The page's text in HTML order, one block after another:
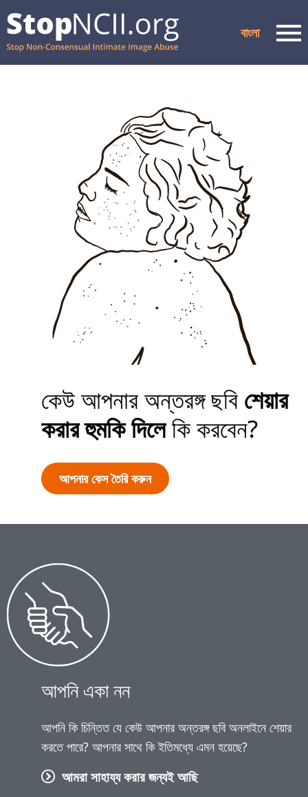
বাংলা
প্রায়শই জিজ্ঞাসিত প্রশ্নাবলী
গোপনীয়তা নীতি
আপনার কেস তৈরি করুন
কেউ আপনার অন্তরঙ্গ ছবি শেয়ার
করার হুমকি দিলেকি করবেন?
আপনার কেস তৈরি করুন
আপনি একা নন
আপনি কি চিন্তিত যে কেউ আপনার অন্তরঙ্গ ছবি অনলাইনে শেয়ার
করতে পারে? আপনার সাথে কি ইতিমধ্যে এমন হয়েছে?
আমরা সাহায্য করার জন্যই আছি